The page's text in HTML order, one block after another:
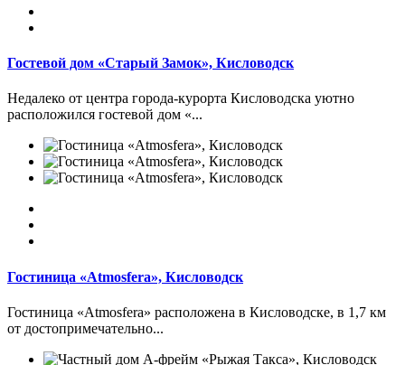
Гостевой дом «Старый Замок», Кисловодск
Недалеко от центра города-курорта Кисловодска уютно
расположился гостевой дом «...
Гостиница «Atmosfera», Кисловодск
Гостиница «Atmosfera» расположена в Кисловодске, в 1,7 км
от достопримечательно...